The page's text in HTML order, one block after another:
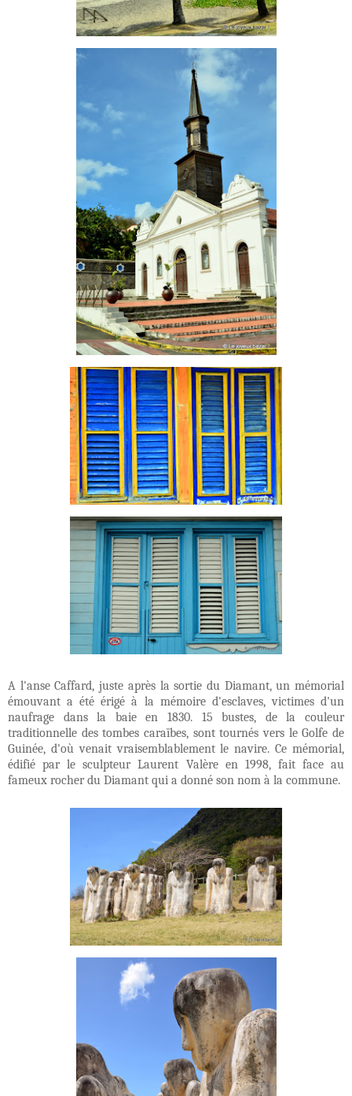
A l'anse Caffard, juste après la sortie du Diamant, un mémorial
émouvant a été érigé à la mémoire d'esclaves, victimes d'un
naufrage dans la baie en 1830. 15 bustes, de la couleur
traditionnelle des tombes caraïbes, sont tournés vers le Golfe de
Guinée, d'où venait vraisemblablement le navire. Ce mémorial,
édifié par le sculpteur Laurent Valère en 1998, fait face au
fameux rocher du Diamant qui a donné son nom à la commune.